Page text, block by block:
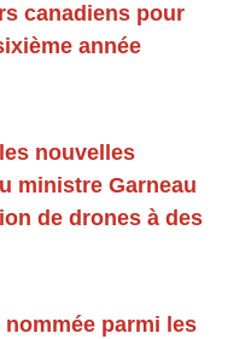
canadiens pour
année
nouvelles
ministre Garneau
de drones à des
nommée parmi les